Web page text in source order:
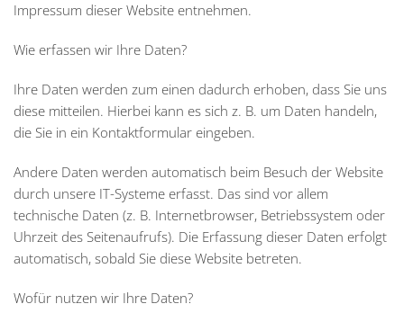
Impressum dieser Website entnehmen.
Wie erfassen wir Ihre Daten?
Ihre Daten werden zum einen dadurch erhoben, dass Sie uns
diese mitteilen. Hierbei kann es sich z. B. um Daten handeln,
die Sie in ein Kontaktformular eingeben.
Andere Daten werden automatisch beim Besuch der Website
durch unsere IT-Systeme erfasst. Das sind vor allem
technische Daten (z. B. Internetbrowser, Betriebssystem oder
Uhrzeit des Seitenaufrufs). Die Erfassung dieser Daten erfolgt
automatisch, sobald Sie diese Website betreten.
Wofür nutzen wir Ihre Daten?